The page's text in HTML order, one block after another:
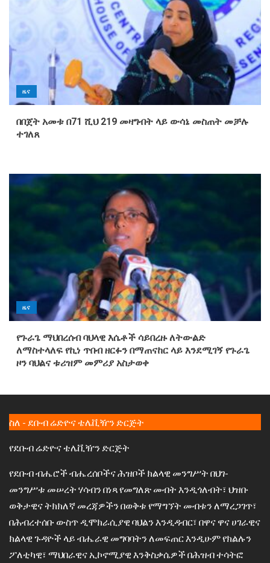
ዜና
በበጀት አመቱ በ71 ሺህ 219 መዛግብት ላይ ውሳኔ መስጠት መቻሉ
ተገለጸ
ዜና
የጉራጌ ማህበረሰብ ባህላዊ እሴቶች ሳይበረዙ ለትውልድ
ለማስተላለፍ የኪነ ጥበብ ዘርፉን በማጠናከር ላይ እንደሚገኝ የጉራጌ
ዞን ባህልና ቱሪዝም መምሪያ አስታወቀ
ስለ - ደቡብ ሬድዮና ቴሌቪዥን ድርጅት
የደቡብ ሬድዮና ቴሌቪዥን ድርጅት
የደቡብ ብሔሮች ብሔረሰቦችና ሕዝቦች ክልላዊ መንግሥት በህገ-
መንግሥቱ መሠረት ሃሳብን በነጻ የመግለጽ መብት እንዲጎለብት፣ ህዝቡ
ወቅታዊና ትክክለኛ መረጃዎችን በወቅቱ የማግኘት መብቱን ለማረጋገጥ፣
በሕብረተሰቡ ውስጥ ዲሞክራሲያዊ ባህልን እንዲዳብር፣ በዋና ዋና ሀገራዊና
ክልላዊ ጉዳዮች ላይ ብሔራዊ መግባባትን ለመፍጠር እንዲሁም የክልሉን
ፖለቲካዊ፣ ማህበራዊና ኢኮኖሚያዊ እንቅስቃሴዎች በሕዝብ ተሳትፎ